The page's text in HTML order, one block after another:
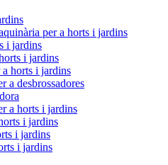
per a horts i jardins
i jardins
i jardins
a horts i jardins
a desbrossadores
a horts i jardins
i jardins
i jardins
i jardins